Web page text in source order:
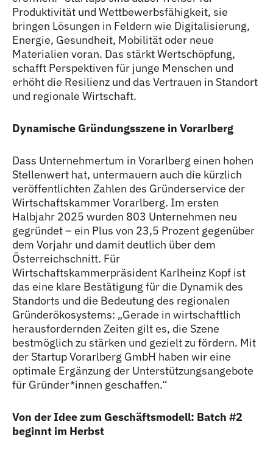
Produktivität und Wettbewerbsfähigkeit, sie
bringen Lösungen in Feldern wie Digitalisierung,
Energie, Gesundheit, Mobilität oder neue
Materialien voran. Das stärkt Wertschöpfung,
schafft Perspektiven für junge Menschen und
erhöht die Resilienz und das Vertrauen in Standort
und regionale Wirtschaft.
Dynamische Gründungsszene in Vorarlberg
Dass Unternehmertum in Vorarlberg einen hohen
Stellenwert hat, untermauern auch die kürzlich
veröffentlichten Zahlen des Gründerservice der
Wirtschaftskammer Vorarlberg. Im ersten
Halbjahr 2025 wurden 803 Unternehmen neu
gegründet – ein Plus von 23,5 Prozent gegenüber
dem Vorjahr und damit deutlich über dem
Österreichschnitt. Für
Wirtschaftskammerpräsident Karlheinz Kopf ist
das eine klare Bestätigung für die Dynamik des
Standorts und die Bedeutung des regionalen
Gründerökosystems: „Gerade in wirtschaftlich
herausfordernden Zeiten gilt es, die Szene
bestmöglich zu stärken und gezielt zu fördern. Mit
der Startup Vorarlberg GmbH haben wir eine
optimale Ergänzung der Unterstützungsangebote
für Gründer*innen Innen
geschaffen.“
Von der Idee zum Geschäftsmodell: Batch #2
beginnt im Herbst